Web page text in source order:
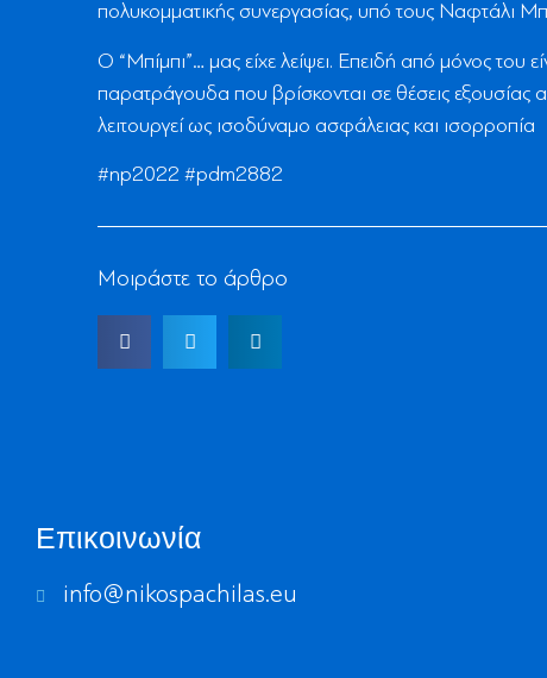
πολυκομματικής συνεργασίας, υπό τους Ναφτάλι
Ο “Μπίμπι”… μας είχε λείψει. Επειδή από μόνος του
παρατράγουδα που βρίσκονται σε θέσεις εξουσίας
λειτουργεί ως ισοδύναμο ασφάλειας και ισορροπία
#np2022 #pdm2882
Μοιράστε το άρθρο
Επικοινωνία
info@nikospachilas.eu​